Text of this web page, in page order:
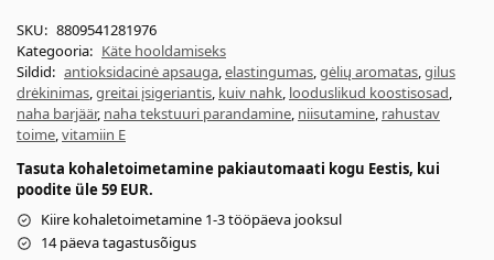
SKU: 8809541281976
Kategooria: Käte hooldamiseks
Sildid: antioksidacinė apsauga,elastingumas,gėlių aromatas,gilus
drėkinimas,greitai įsigeriantis, kuiv nahk, looduslikud koostisosad,
naha barjäär, naha tekstuuri parandamine, niisutamine, rahustav
toime,vitamiin E
Tasuta kohaletoimetamine pakiautomaati kogu Eestis, kui
poodite üle 59 EUR.
Kiire kohaletoimetamine 1-3 tööpäeva jooksul
14 päeva tagastusõigus